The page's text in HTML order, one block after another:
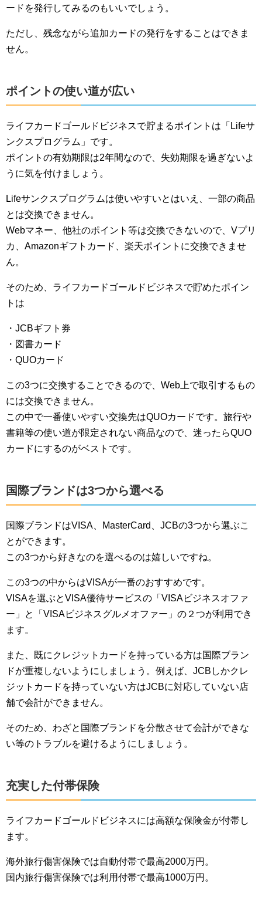
ードを発行してみるのもいいでしょう。
ただし、残念ながら追加カードの発行をすることはできま
せん。
ポイントの使い道が広い
ライフカードゴールドビジネスで貯まるポイントは「Lifeサ
ンクスプログラム」です。
ポイントの有効期限は2年間なので、失効期限を過ぎないよ
うに気を付けましょう。
Lifeサンクスプログラムは使いやすいとはいえ、一部の商品
とは交換できません。
Webマネー、他社のポイント等は交換できないので、Vプリ
カ、Amazonギフトカード、楽天ポイントに交換できませ
ん。
そのため、ライフカードゴールドビジネスで貯めたポイン
トは
・JCBギフト券
・図書カード
・QUOカード
この3つに交換することできるので、Web上で取引するもの
には交換できません。
この中で一番使いやすい交換先はQUOカードです。旅行や
書籍等の使い道が限定されない商品なので、迷ったらQUO
カードにするのがベストです。
国際ブランドは3つから選べる
国際ブランドはVISA、MasterCard、JCBの3つから選ぶこ
とができます。
この3つから好きなのを選べるのは嬉しいですね。
この3つの中からはVISAが一番のおすすめです。
VISAを選ぶとVISA優待サービスの「VISAビジネスオファ
ー」と「VISAビジネスグルメオファー」の２つが利用でき
ます。
また、既にクレジットカードを持っている方は国際ブラン
ドが重複しないようにしましょう。例えば、JCBしかクレ
ジットカードを持っていない方はJCBに対応していない店
舗で会計ができません。
そのため、わざと国際ブランドを分散させて会計ができな
い等のトラブルを避けるようにしましょう。
充実した付帯保険
ライフカードゴールドビジネスには高額な保険金が付帯し
ます。
海外旅行傷害保険では自動付帯で最高2000万円。
国内旅行傷害保険では利用付帯で最高1000万円。